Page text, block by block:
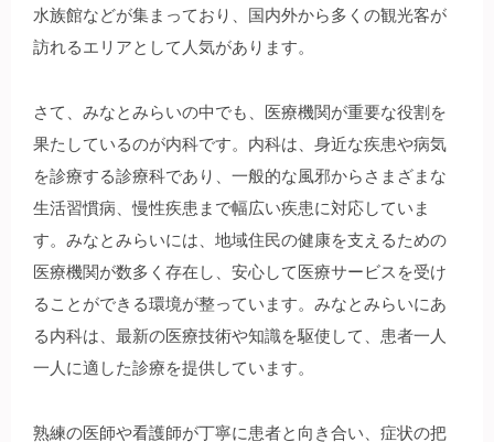
水族館などが集まっており、国内外から多くの観光客が
訪れるエリアとして人気があります。
さて、みなとみらいの中でも、医療機関が重要な役割を
果たしているのが内科です。内科は、身近な疾患や病気
を診療する診療科であり、一般的な風邪からさまざまな
生活習慣病、慢性疾患まで幅広い疾患に対応していま
す。みなとみらいには、地域住民の健康を支えるための
医療機関が数多く存在し、安心して医療サービスを受け
ることができる環境が整っています。みなとみらいにあ
る内科は、最新の医療技術や知識を駆使して、患者一人
一人に適した診療を提供しています。
熟練の医師や看護師が丁寧に患者と向き合い、症状の把